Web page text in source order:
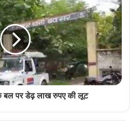
बल पर डेढ़ लाख रुपए की लूट